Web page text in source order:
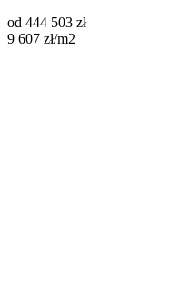
od 444 503 zł
9 607 zł/m2